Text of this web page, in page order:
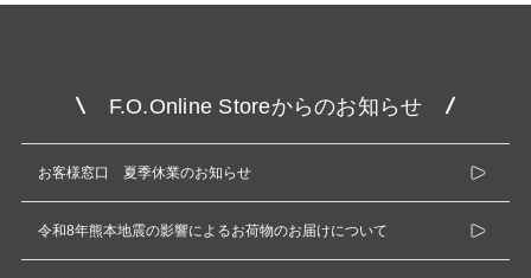
F.O.Online Storeからのお知らせ
お客様窓口 夏季休業のお知らせ
令和8年熊本地震の影響によるお荷物のお届けについて